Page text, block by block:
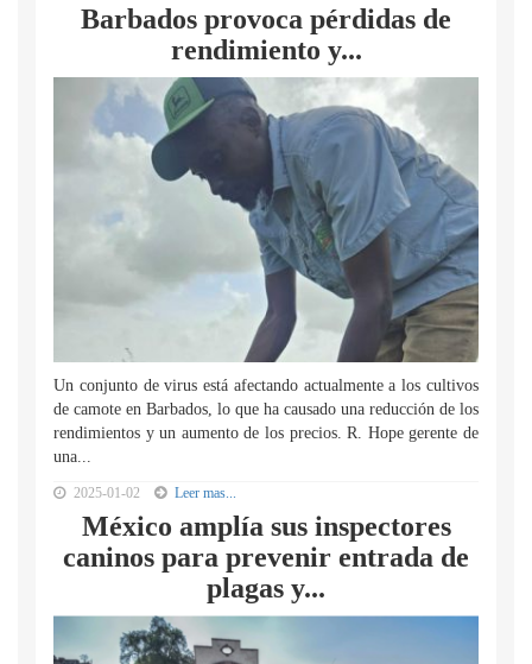
Barbados provoca pérdidas de
rendimiento y...
Un conjunto de virus está afectando actualmente a los cultivos
de camote en Barbados, lo que ha causado una reducción de los
rendimientos y un aumento de los precios. R. Hope gerente de
una...
2025-01-02 Leer mas...
México amplía sus inspectores
caninos para prevenir entrada de
plagas y...